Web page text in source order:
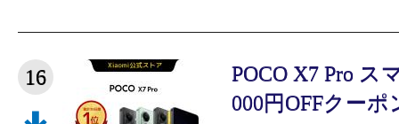
16
POCO X7 Pro ス
000円OFFクーポ